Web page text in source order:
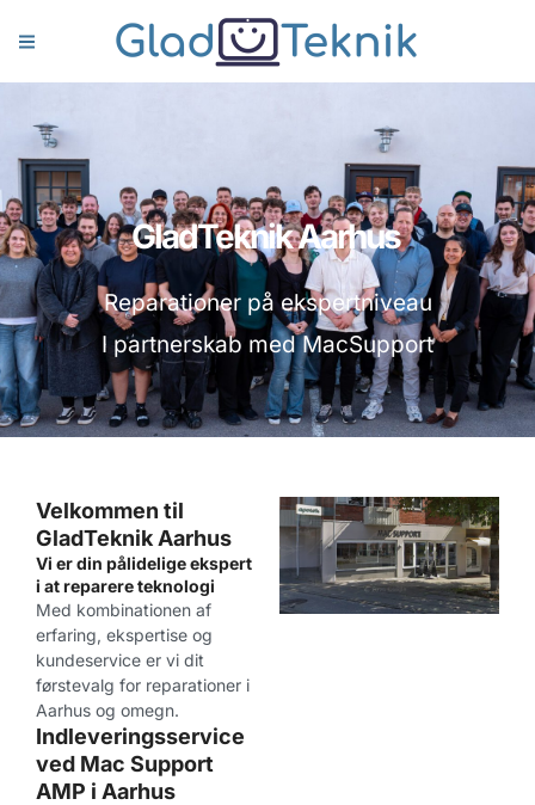
GladTeknik Aarhus
Reparationer på ekspertniveau
I partnerskab med MacSupport
Velkommen til
GladTeknik Aarhus
Vi er din pålidelige ekspert
i at reparere teknologi
Med kombinationen af
erfaring, ekspertise og
kundeservice er vi dit
førstevalg for reparationer i
Aarhus og omegn.
Indleveringsservice
ved Mac Support
AMP i Aarhus